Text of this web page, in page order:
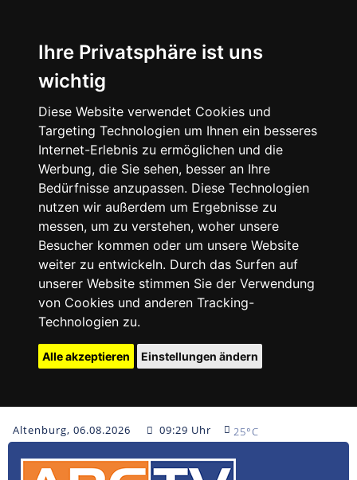
Ihre Privatsphäre ist uns
wichtig
Diese Website verwendet Cookies und
Targeting Technologien um Ihnen ein besseres
Internet-Erlebnis zu ermöglichen und die
Werbung, die Sie sehen, besser an Ihre
Bedürfnisse anzupassen. Diese Technologien
nutzen wir außerdem um Ergebnisse zu
messen, um zu verstehen, woher unsere
Besucher kommen oder um unsere Website
weiter zu entwickeln. Durch das Surfen auf
unserer Website stimmen Sie der Verwendung
von Cookies und anderen Tracking-
Technologien zu.
Alle akzeptieren Einstellungen ändern
Altenburg, 06.08.2026 09:29 Uhr 25°C